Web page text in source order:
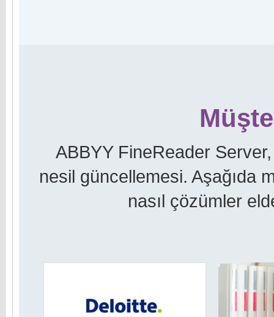
ABBYY FineReader
nesil güncellemesi. Aşağıda
nasıl çözümler